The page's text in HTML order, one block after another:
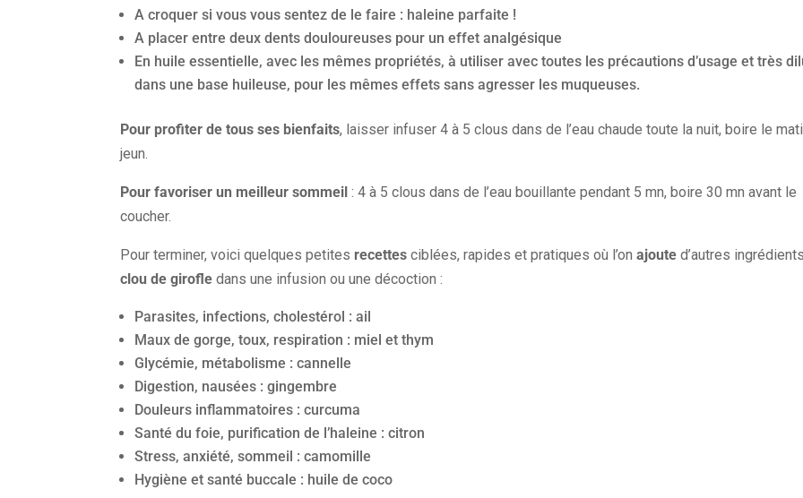
A croquer si vous vous sentez de le faire : haleine parfaite !
A placer entre deux dents douloureuses pour un effet analgésique
En huile essentielle, avec les mêmes propriétés, à utiliser avec toutes les précautions d’usage et très
dans une base huileuse, pour les mêmes effets sans agresser les muqueuses.
Pour profiter de tous ses bienfaits, laisser infuser 4 à 5 clous dans de l’eau chaude toute la nuit, boire le
jeun.
Pour favoriser un meilleur sommeil : 4 à 5 clous dans de l’eau bouillante pendant 5 mn, boire 30 mn avant le
coucher.
Pour terminer, voici quelques petites recettes ciblées, rapides et pratiques où l’onajoute d’autres
clou de girofle dans une infusion ou une décoction :
Parasites, infections, cholestérol : ail
Maux de gorge, toux, respiration : miel et thym
Glycémie, métabolisme : cannelle
Digestion, nausées : gingembre
Douleurs inflammatoires : curcuma
Santé du foie, purification de l’haleine : citron
Stress, anxiété, sommeil : camomille
Hygiène et santé buccale : huile de coco